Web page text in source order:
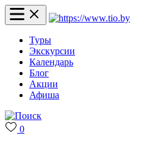
Туры
Экскурсии
Календарь
Блог
Акции
Афиша
0